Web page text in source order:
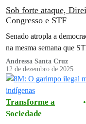
Sob forte ataque,
Congresso e STF
Senado atropla a
na mesma semana que
Andressa Santa Cruz
12 de dezembro de 2025
Transforme a
Sociedade